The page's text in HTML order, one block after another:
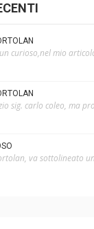
curioso,nel mio
sig. carlo coleo, ma
va sottolineato